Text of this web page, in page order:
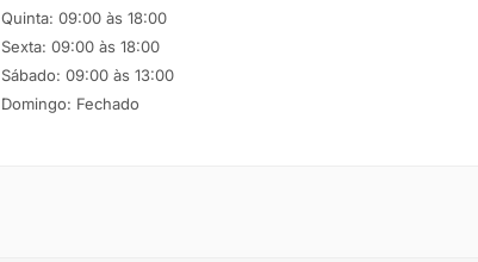
Quinta: 09:00 às 18:00
Sexta: 09:00 às 18:00
Sábado: 09:00 às 13:00
Domingo: Fechado